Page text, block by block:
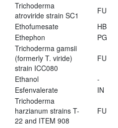
Trichoderma
atroviride strain SC1
FU
Ethofumesate
HB
Ethephon
PG
Trichoderma gamsii
(formerly T. viride)
strain ICC080
FU
Ethanol -
Esfenvalerate
IN
Trichoderma
harzianum strains T-
22 and ITEM 908
FU